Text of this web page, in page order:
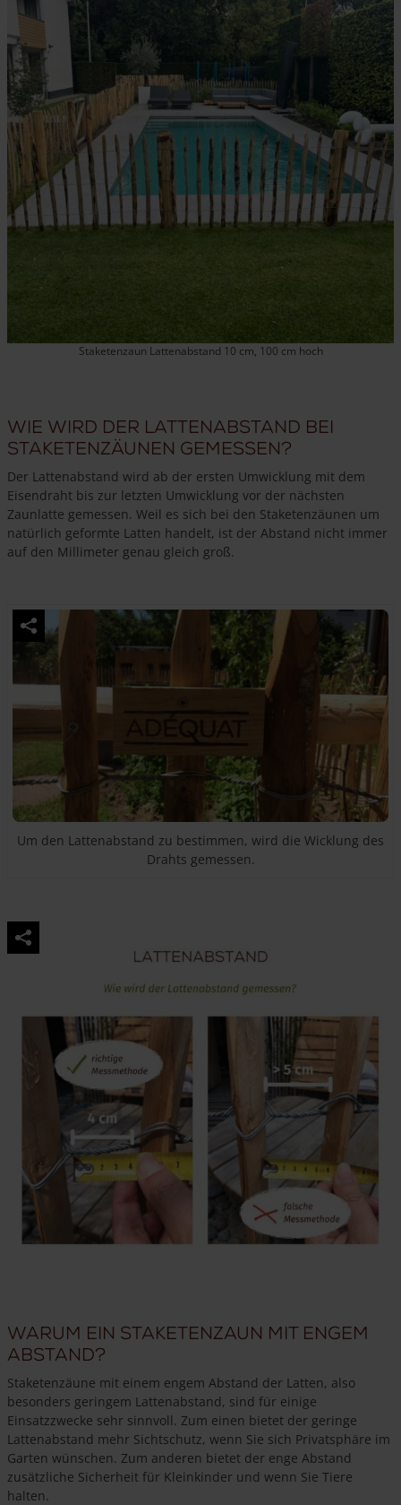
Staketenzaun Lattenabstand 10 cm, 100 cm hoch
Wie wird der Lattenabstand bei
Staketenzäunen gemessen?
Der Lattenabstand wird ab der ersten Umwicklung mit dem
Eisendraht bis zur letzten Umwicklung vor der nächsten
Zaunlatte gemessen. Weil es sich bei den Staketenzäunen um
natürlich geformte Latten handelt, ist der Abstand nicht immer
auf den Millimeter genau gleich groß.
Um den Lattenabstand zu bestimmen, wird die Wicklung des
Drahts gemessen.
Warum ein Staketenzaun mit engem
Abstand?
Staketenzäune mit einem engem Abstand der Latten, also
besonders geringem Lattenabstand, sind für einige
Einsatzzwecke sehr sinnvoll. Zum einen bietet der geringe
Lattenabstand mehr Sichtschutz, wenn Sie sich Privatsphäre im
Garten wünschen. Zum anderen bietet der enge Abstand
zusätzliche Sicherheit für Kleinkinder und wenn Sie Tiere
halten.